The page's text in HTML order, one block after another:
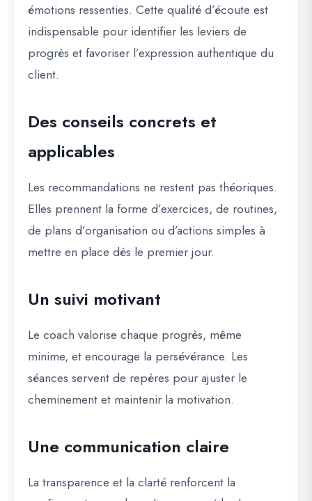
émotions ressenties. Cette qualité d’écoute est
indispensable pour identifier les leviers de
progrès et favoriser l’expression authentique du
client.
Des conseils concrets et
applicables
Les recommandations ne restent pas théoriques.
Elles prennent la forme d’exercices, de routines,
de plans d’organisation ou d’actions simples à
mettre en place dès le premier jour.
Un suivi motivant
Le coach valorise chaque progrès, même
minime, et encourage la persévérance. Les
séances servent de repères pour ajuster le
cheminement et maintenir la motivation.
Une communication claire
La transparence et la clarté renforcent la